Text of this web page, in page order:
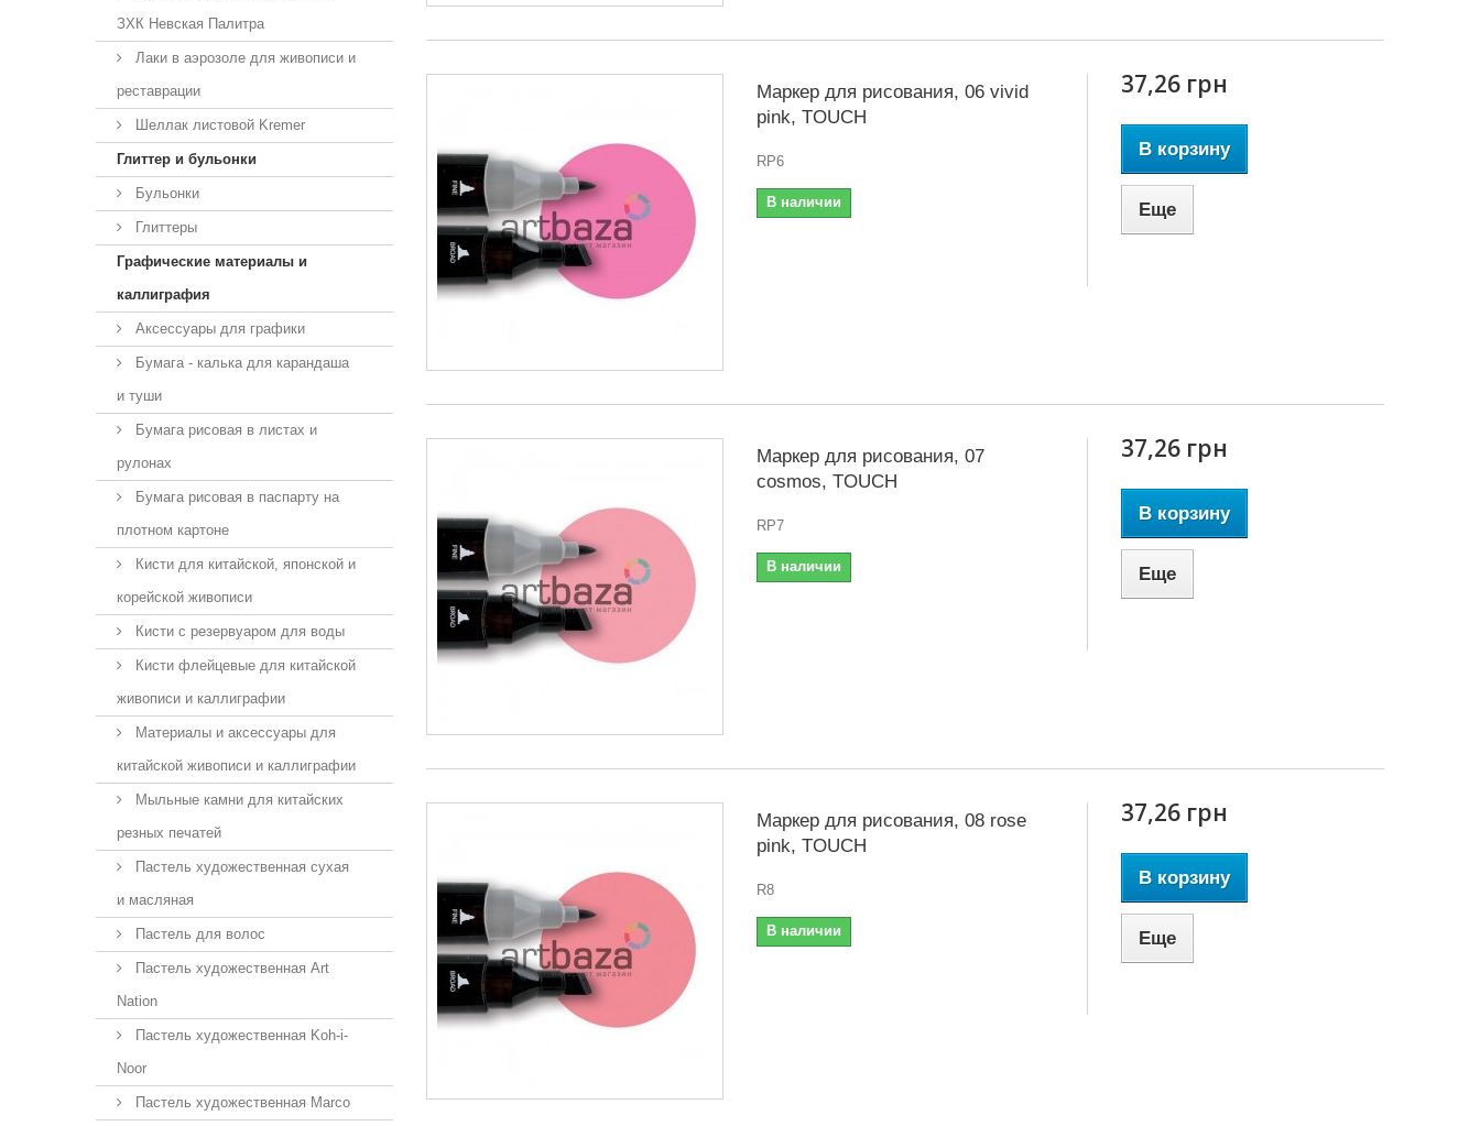
ЗХК Невская Палитра
Лаки в аэрозоле для живописи и
реставрации
Шеллак листовой Kremer
Глиттер и бульонки
Бульонки
Глиттеры
Графические материалы и
каллиграфия
Аксессуары для графики
Бумага - калька для карандаша
и туши
Бумага рисовая в листах и
рулонах
Бумага рисовая в паспарту на
плотном картоне
Кисти для китайской, японской и
корейской живописи
Кисти с резервуаром для воды
Кисти флейцевые для китайской
живописи и каллиграфии
Материалы и аксессуары для
китайской живописи и каллиграфии
Мыльные камни для китайских
резных печатей
Пастель художественная сухая
и масляная
Пастель для волос
Пастель художественная Art
Nation
Пастель художественная Koh-i-
Noor
Пастель художественная Marco
Маркер для рисования, 06 vivid
pink, TOUCH
RP6
В наличии
37,26 грн
В корзину
Еще
Маркер для рисования, 07
cosmos, TOUCH
RP7
В наличии
37,26 грн
В корзину
Еще
Маркер для рисования, 08 rose
pink, TOUCH
R8
В наличии
37,26 грн
В корзину
Еще